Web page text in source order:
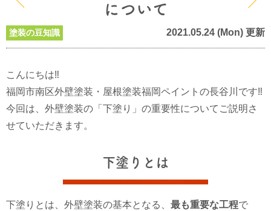
について
塗装の豆知識 2021.05.24 (Mon) 更新
こんにちは‼
福岡市南区外壁塗装・屋根塗装福岡ペイントの長谷川です‼
今回は、外壁塗装の「下塗り」の重要性についてご説明さ
せていただきます。
下塗りとは
下塗りとは、外壁塗装の基本となる、 最も重要な工程で